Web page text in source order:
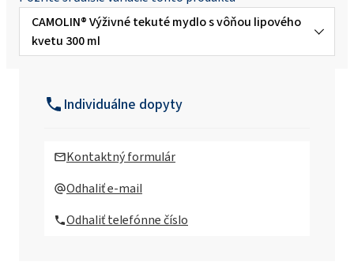
CAMOLIN® Výživné tekuté mydlo s vôňou lipového
kvetu 300 ml
CAMOLIN® Cytryna & Jaśmin - eko čistič skla
750ml
Individuálne dopyty
Kontaktný formulár
Odhaliť e-mail
Odhaliť telefónne číslo